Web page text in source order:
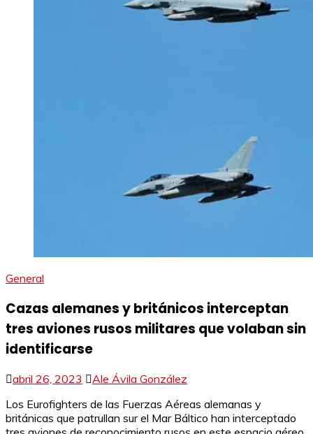
General
Cazas alemanes y británicos interceptan
tres aviones rusos militares que volaban sin
identificarse
abril 26, 2023
Ale Ávila González
Los Eurofighters de las Fuerzas Aéreas alemanas y
británicas que patrullan sur el Mar Báltico han interceptado